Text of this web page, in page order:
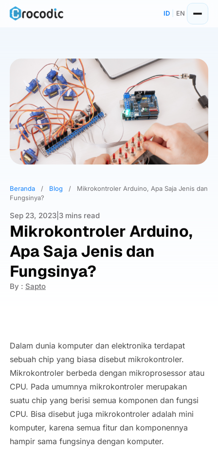
Skip
ID EN
Beranda / Blog /
Mikrokontroler Arduino, Apa Saja Jenis dan
Fungsinya?
Sep 23, 2023 3 mins read
Mikrokontroler Arduino,
Apa Saja Jenis dan
Fungsinya?
By : Sapto
Dalam dunia komputer dan elektronika terdapat
sebuah chip yang biasa disebut mikrokontroler.
Mikrokontroler berbeda dengan mikroprosessor atau
CPU. Pada umumnya mikrokontroler merupakan
suatu chip yang berisi semua komponen dan fungsi
CPU. Bisa disebut juga mikrokontroler adalah mini
komputer, karena semua fitur dan komponennya
hampir sama fungsinya dengan komputer.